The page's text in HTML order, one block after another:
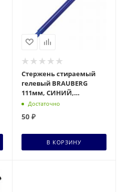
Стержень стираемый
гелевый BRAUBERG
111мм, СИНИЙ,
евронаконечник, узел
170370
Достаточно
50₽
В КОРЗИНУ